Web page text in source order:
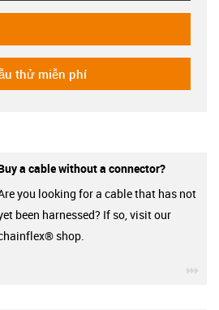
thử miễn phí
a cable without a connector?
you looking for a cable that has not
been harnessed? If so, visit our
shop.